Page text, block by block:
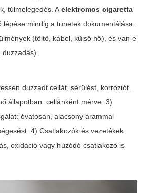
túlmelegedés. Aelektromos cigaretta
lépése mindig a tünetek dokumentálása:
(töltő, kábel, külső hő), és van-e
duzzadás).
duzzadt cellát, sérülést, korróziót.
állapotban: cellánként mérve. 3)
óvatosan, alacsony árammal
4) Csatlakozók és vezetékek
oxidáció vagy húzódó csatlakozó is